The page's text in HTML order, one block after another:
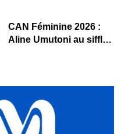
‎CAN Féminine 2026 :
Aline Umutoni au sifflet